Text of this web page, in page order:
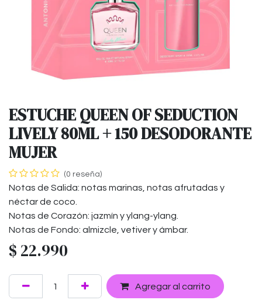
ESTUCHE QUEEN OF SEDUCTION
LIVELY 80ML + 150 DESODORANTE
MUJER
(0 reseña)
Notas de Salida: notas marinas, notas afrutadas y
néctar de coco.
Notas de Corazón: jazmín y ylang-ylang.
Notas de Fondo: almizcle, vetiver y ámbar.
$ 22.990
Agregar al carrito